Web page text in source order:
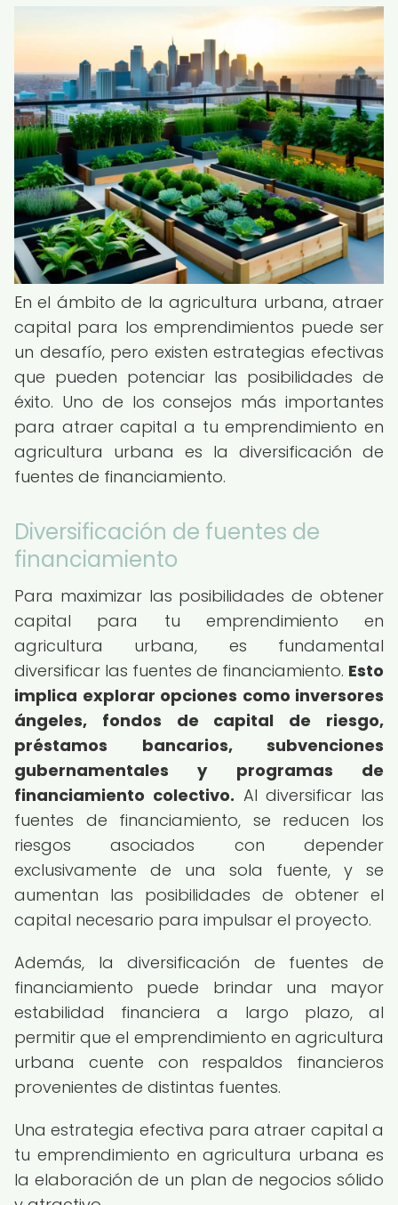
En el ámbito de la agricultura urbana, atraer
capital para los emprendimientos puede ser
un desafío, pero existen estrategias efectivas
que pueden potenciar las posibilidades de
éxito. Uno de los consejos más importantes
para atraer capital a tu emprendimiento en
agricultura urbana es la diversificación de
fuentes de financiamiento.
Diversificación de fuentes de
financiamiento
Para maximizar las posibilidades de obtener
capital para tu emprendimiento en
agricultura urbana, es fundamental
diversificar las fuentes de financiamiento. Esto
implica explorar opciones como inversores
ángeles, fondos de capital de riesgo,
préstamos bancarios, subvenciones
gubernamentales y programas de
financiamiento colectivo. Al diversificar las
fuentes de financiamiento, se reducen los
riesgos asociados con depender
exclusivamente de una sola fuente, y se
aumentan las posibilidades de obtener el
capital necesario para impulsar el proyecto.
Además, la diversificación de fuentes de
financiamiento puede brindar una mayor
estabilidad financiera a largo plazo, al
permitir que el emprendimiento en agricultura
urbana cuente con respaldos financieros
provenientes de distintas fuentes.
Una estrategia efectiva para atraer capital a
tu emprendimiento en agricultura urbana es
la elaboración de un plan de negocios sólido